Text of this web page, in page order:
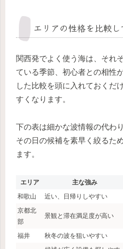
エリアの性格を比較し
関西発でよく使う海は、それ
ている季節、初心者との相性
した比較を頭に入れておくだ
すくなります。
下の表は細かな波情報の代わ
その日の候補を素早く絞るた
ます。
エリア 主な強み
和歌山
近い、日帰りしやすい
京都北
部
景観と滞在満足度が高い
福井
秋冬の波を狙いやすい